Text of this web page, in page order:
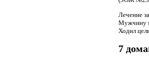
Лечение
Мужчину
Ходил
7